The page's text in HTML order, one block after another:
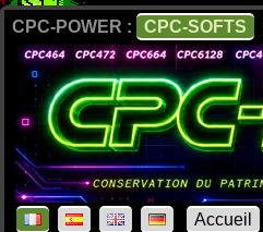
CPC-POWER : CPC-SOFTS
Accueil